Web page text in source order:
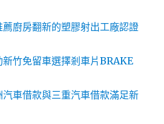
廚房翻新的塑膠射出工廠認證
竹免留車選擇剎車片BRAKE
車借款與三重汽車借款滿足新